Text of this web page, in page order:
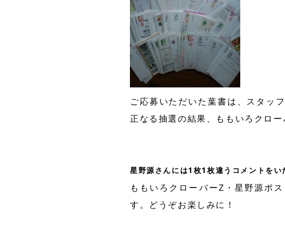
ご応募いただいた葉書は、スタッ
正なる抽選の結果、ももいろクロ
星野源さんには1枚1枚違うコメントを
ももいろクローバーZ・星野源ポ
す。どうぞお楽しみに！